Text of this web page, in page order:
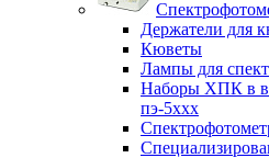
Держатели для
Кюветы
Лампы для
Наборы ХПК в
пэ-5ххх